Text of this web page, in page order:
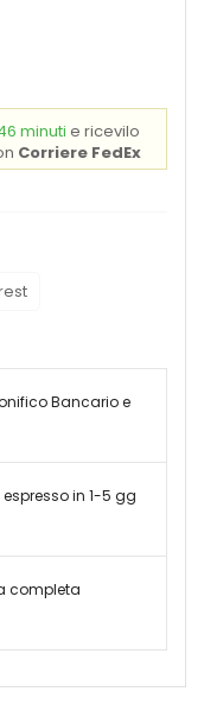
minuti e ricevilo
Corriere FedEx
Bancario e
in 1-5 gg
completa